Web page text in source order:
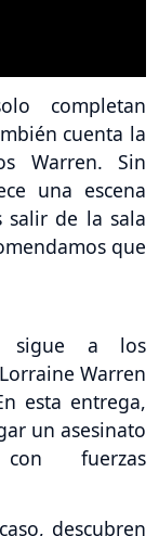
completan
cuenta la
Warren. Sin
una escena
salir de la sala
que
sigue a los
Warren
esta entrega,
un asesinato
con fuerzas
descubren